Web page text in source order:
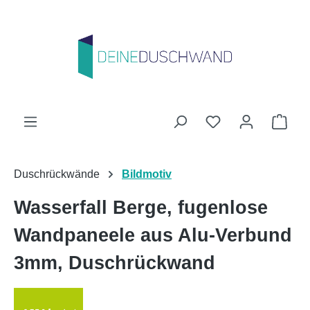
Du hast 0
Duschrückwände Bildmotiv
Wasserfall Berge, fugenlose
Wandpaneele aus Alu-Verbund
3mm, Duschrückwand